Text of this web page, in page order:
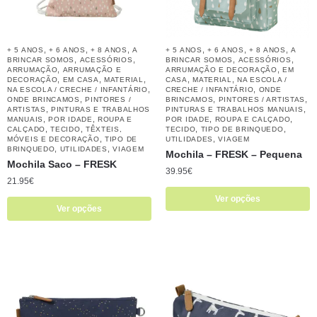
+ 5 ANOS ,+ 6 ANOS ,+ 8 ANOS ,A
BRINCAR SOMOS
ACESSÓRIOS
ARRUMAÇÃO
ARRUMAÇÃO E
DECORAÇÃO
EM CASA ,MATERIAL
NA ESCOLA / CRECHE / INFANTÁRIO
ONDE BRINCAMOS ,PINTORES /
ARTISTAS
,PINTURAS E TRABALHOS
MANUAIS
,POR IDADE ,ROUPA E
CALÇADO
,TECIDO
TÊXTEIS,
MÓVEIS E DECORAÇÃO
,TIPO DE
BRINQUEDO
UTILIDADES ,VIAGEM
Mochila Saco – FRESK
21.95€
Ver opções
+ 5 ANOS ,+ 6 ANOS ,+ 8 ANOS ,A
BRINCAR SOMOS
ACESSÓRIOS
ARRUMAÇÃO E DECORAÇÃO ,EM
CASA
,MATERIAL ,NA ESCOLA /
CRECHE / INFANTÁRIO
ONDE
BRINCAMOS
PINTORES / ARTISTAS
PINTURAS E TRABALHOS MANUAIS
POR IDADE ROUPA E CALÇADO
TECIDO TIPO DE BRINQUEDO
UTILIDADES ,VIAGEM
Mochila – FRESK – Pequena
39.95€
Ver opções